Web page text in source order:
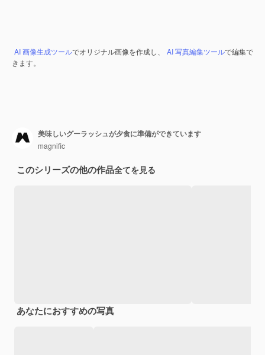
AI 画像生成ツールでオリジナル画像を作成し、 AI 写真編集ツールで編集で
きます。
美味しいグーラッシュが夕食に準備ができています
magnific
このシリーズの他の作品全てを見る
あなたにおすすめの写真